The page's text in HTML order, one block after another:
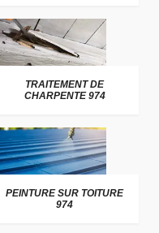
TRAITEMENT DE
CHARPENTE 974
PEINTURE SUR TOITURE
974